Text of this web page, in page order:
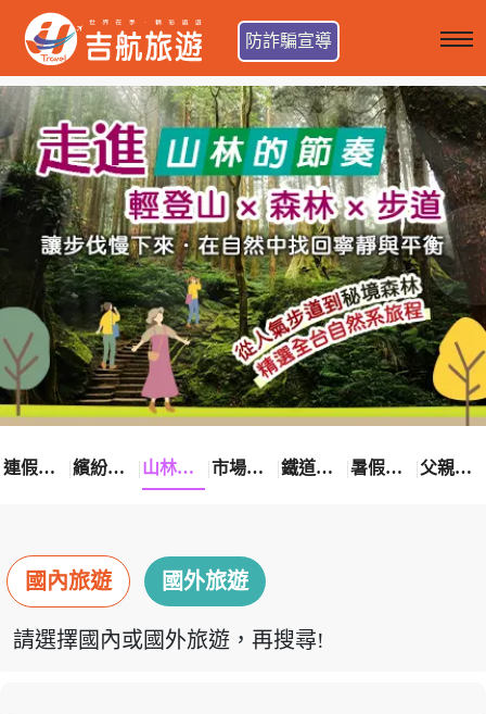
防詐騙宣導
連假卡位趣 繽紛花漾季 山林輕旅行 市場最低價 鐵道觀光之旅 暑假熱賣中 父親節優惠
國內旅遊 國外旅遊
請選擇國內或國外旅遊，再搜尋!